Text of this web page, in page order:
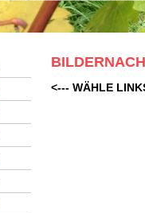
<--- WÄHLE